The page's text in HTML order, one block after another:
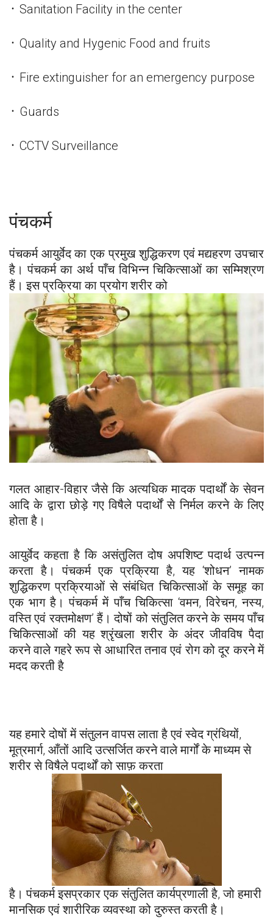
᛫ Sanitation Facility in the center
᛫ Quality and Hygenic Food and fruits
᛫ Fire extinguisher for an emergency purpose
᛫ Guards
᛫ CCTV Surveillance
पंचकर्म
पंचकर्म आयुर्वेद का एक प्रमुख शुद्धिकरण एवं मद्यहरण उपचार
है। पंचकर्म का अर्थ पाँच विभिन्न चिकित्साओं का सम्मिश्रण
हैं। इस प्रक्रिया का प्रयोग शरीर को
गलत आहार-विहार जैसे कि अत्यधिक मादक पदार्थों के सेवन
आदि के द्वारा छोड़े गए विषैले पदार्थों से निर्मल करने के लिए
होता है।
आयुर्वेद कहता है कि असंतुलित दोष अपशिष्ट पदार्थ उत्पन्न
करता है। पंचकर्म एक प्रक्रिया है, यह ‘शोधन’ नामक
शुद्धिकरण प्रक्रियाओं से संबंधित चिकित्साओं के समूह का
एक भाग है। पंचकर्म में पाँच चिकित्सा ‘वमन, विरेचन, नस्य,
वस्ति एवं रक्तमोक्षण’ हैं। दोषों को संतुलित करने के समय पाँच
चिकित्साओं की यह श्रृंखला शरीर के अंदर जीवविष पैदा
करने वाले गहरे रूप से आधारित तनाव एवं रोग को दूर करने में
मदद करती है
यह हमारे दोषों में संतुलन वापस लाता है एवं स्वेद ग्रंथियों,
मूत्रमार्ग, आँतों आदि उत्सर्जित करने वाले मार्गों के माध्यम से
शरीर से विषैले पदार्थों को साफ़ करता
है। पंचकर्म इसप्रकार एक संतुलित कार्यप्रणाली है, जो हमारी
मानसिक एवं शारीरिक व्यवस्था को दुरुस्त करती है।